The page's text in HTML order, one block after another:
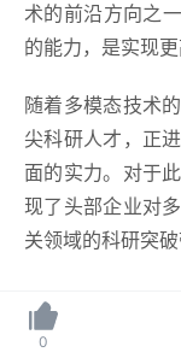
0
术的前沿方向之
的能力，是实现更
随着多模态技术
尖科研人才，正
面的实力。对于
现了头部企业对
关领域的科研突破